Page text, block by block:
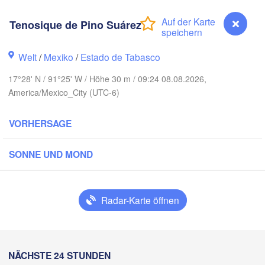
Tenosique de Pino Suárez
Welt/Mexiko /Estado de Tabasco
17°28' N / 91°25' W / Höhe 30 m / 09:24 08.08.2026,
America/Mexico_City (UTC-6)
VORHERSAGE
SONNE UND MOND
Radar-Karte öffnen
NÄCHSTE 24 STUNDEN
Campeche
Tenosique de Pino Suárez